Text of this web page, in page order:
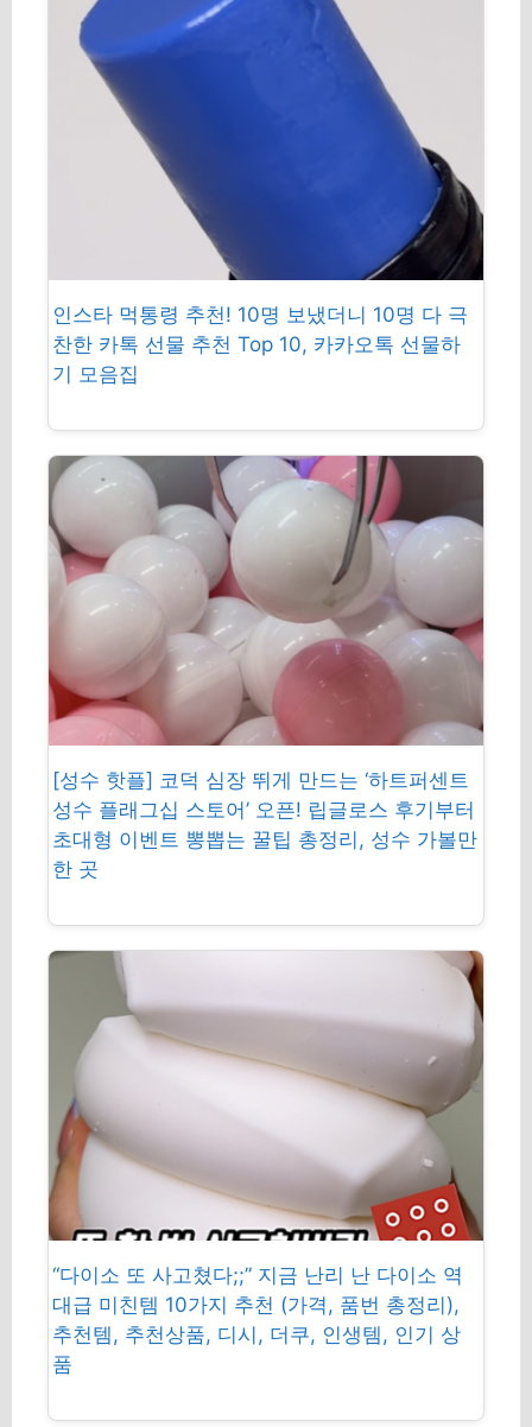
인스타 먹통령 추천! 10명 보냈더니 10명 다 극
찬한 카톡 선물 추천 Top 10, 카카오톡 선물하
기 모음집
[성수 핫플] 코덕 심장 뛰게 만드는 ‘하트퍼센트
성수 플래그십 스토어’ 오픈! 립글로스 후기부터
초대형 이벤트 뽕뽑는 꿀팁 총정리, 성수 가볼만
한 곳
“다이소 또 사고쳤다;;” 지금 난리 난 다이소 역
대급 미친템 10가지 추천 (가격, 품번 총정리),
추천템, 추천상품, 디시, 더쿠, 인생템, 인기 상
품